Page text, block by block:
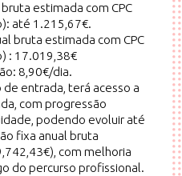
estimada com CPC
até 1.215,67€.
bruta estimada com CPC
: 17.019,38€
8,90€/dia.
entrada, terá acesso a
com progressão
podendo evoluir até
fixa anual bruta
com melhoria
do percurso profissional.